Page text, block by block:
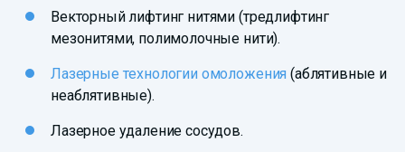
Векторный лифтинг нитями (тредлифтинг
мезонитями, полимолочные нити).
Лазерные технологии омоложения (аблятивные и
неаблятивные).
Лазерное удаление сосудов.